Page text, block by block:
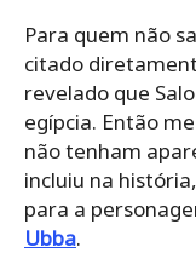
Para quem não
citado
revelado que
egípcia. Então
não tenham
incluiu na
para a
Ubba.